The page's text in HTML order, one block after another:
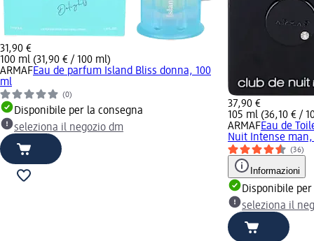
31,90 €
100 ml (31,90 € / 100 ml)
ARMAFEau de parfum Island Bliss donna, 100
ml
(0)
Disponibile per la consegna
seleziona il negozio dm
37,90 €
105 ml (36,10 € /
ARMAFEau de
Nuit Intense man,
(36)
Informazioni
Disponibile
seleziona il